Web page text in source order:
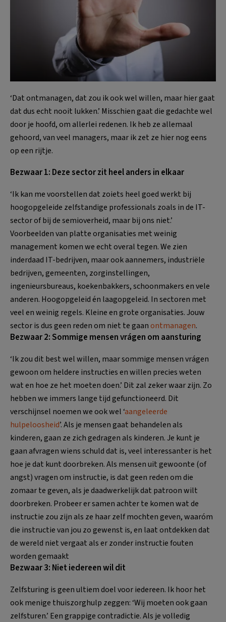
‘Dat ontmanagen, dat zou ik ook wel willen, maar hier gaat
dat dus echt nooit lukken.’ Misschien gaat die gedachte wel
door je hoofd, om allerlei redenen. Ik heb ze allemaal
gehoord, van veel managers, maar ik zet ze hier nog eens
op een rijtje.
Bezwaar 1: Deze sector zit heel anders in elkaar
‘Ik kan me voorstellen dat zoiets heel goed werkt bij
hoogopgeleide zelfstandige professionals zoals in de IT-
sector of bij de semioverheid, maar bij ons niet.’
Voorbeelden van platte organisaties met weinig
management komen we echt overal tegen. We zien
inderdaad IT-bedrijven, maar ook aannemers, industriële
bedrijven, gemeenten, zorginstellingen,
ingenieursbureaus, koekenbakkers, schoonmakers en vele
anderen. Hoogopgeleid én laagopgeleid. In sectoren met
veel en weinig regels. Kleine en grote organisaties. Jouw
sector is dus geen reden om niet te gaanontmanagen.
Bezwaar 2: Sommige mensen vrágen om aansturing
‘Ik zou dit best wel willen, maar sommige mensen vrágen
gewoon om heldere instructies en willen precies weten
wat en hoe ze het moeten doen.’ Dit zal zeker waar zijn. Zo
hebben we immers lange tijd gefunctioneerd. Dit
verschijnsel noemen we ook wel ‘aangeleerde
hulpeloosheid’. Als je mensen gaat behandelen als
kinderen, gaan ze zich gedragen als kinderen. Je kunt je
gaan afvragen wiens schuld dat is, veel interessanter is het
hoe je dat kunt doorbreken. Als mensen uit gewoonte (of
angst) vragen om instructie, is dat geen reden om die
zomaar te geven, als je daadwerkelijk dat patroon wilt
doorbreken. Probeer er samen achter te komen wat de
instructie zou zijn als ze haar zelf mochten geven, waaróm
die instructie van jou zo gewenst is, en laat ontdekken dat
de wereld niet vergaat als er zonder instructie fouten
worden gemaakt
Bezwaar 3: Niet iedereen wil dit
Zelfsturing is geen ultiem doel voor iedereen. Ik hoor het
ook menige thuiszorghulp zeggen: ‘Wij moeten ook gaan
zelfsturen.’ Een grappige contradictie. Als je volledig